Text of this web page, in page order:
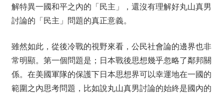
解特異一國和平之內的「民主」，還沒有理解好丸山真男
討論的「民主」問題的真正意義。
雖然如此，從後冷戰的視野來看，公民社會論的邊界也非
常明顯。第一個問題是；日本戰後思想幾乎忽略了鄰邦關
係。在美國軍隊的保護下日本思想界可以幸運地在一國的
範圍之內思考問題，比如說丸山真男討論的始終是國內的